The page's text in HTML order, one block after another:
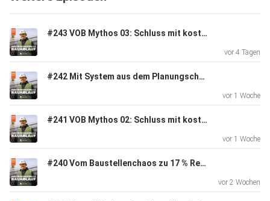
www.stark-im-handwerk.de
Andreas Scheibe und sein Team zeigen dir, wie du dich als
Handwerksbetrieb sicher gegen die halbwissenden
der Auftraggeberseite wehren und das abrechnen kannst,
was dir
#243 VOB Mythos 03: Schluss mit kostenloser Detailplanung
vor 4 Tagen
#242 Mit System aus dem Planungschaos zum Profit
vor 1 Woche
#241 VOB Mythos 02: Schluss mit kostenloser Planung!
vor 1 Woche
#240 Vom Baustellenchaos zu 17 % Rendite
vor 2 Wochen